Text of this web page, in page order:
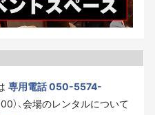
専用電話 050-5574-
）、会場のレンタルについて